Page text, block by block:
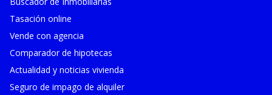
Tasación online
Vende con agencia
Comparador de hipotecas
Actualidad y noticias vivienda
Seguro de impago de alquiler